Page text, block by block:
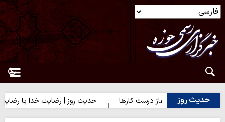
حدیث روز
حدیث روز | آغاز درست کارها حدیث روز | رضایت خدا یا رضایت